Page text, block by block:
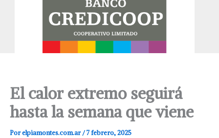
El calor extremo seguirá
hasta la semana que viene
Porelpiamontes.com.ar/7 febrero, 2025